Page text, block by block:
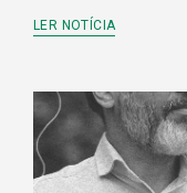
LER NOTÍCIA